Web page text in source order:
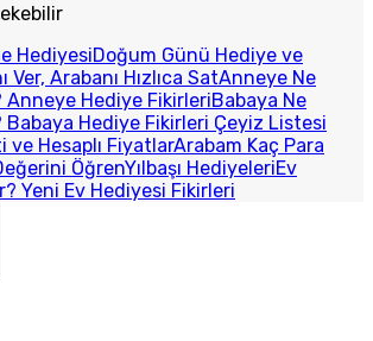
HediyesiDoğum Günü Hediye ve
Ver, Arabanı Hızlıca SatAnneye Ne
Anneye Hediye FikirleriBabaya Ne
Babaya Hediye Fikirleri Çeyiz Listesi
Hesaplı FiyatlarArabam Kaç Para
ÖğrenYılbaşı HediyeleriEv
Yeni Ev Hediyesi Fikirleri